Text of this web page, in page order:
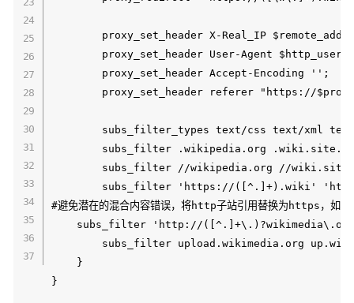
proxy_set_header X-Real_IP
proxy_set_header User-Agent
        proxy_set_header Accept-Encoding '';
proxy_set_header referer "https://
subs_filter_types text/css text/xml
subs_filter .wikipedia.org
subs_filter //wikipedia.org //
subs_filter 'https://([^.]+).wiki'
#避免潜在的混合内容错误，将http子站引用替换为https，如果
subs_filter upload.wikimedia.org
    }